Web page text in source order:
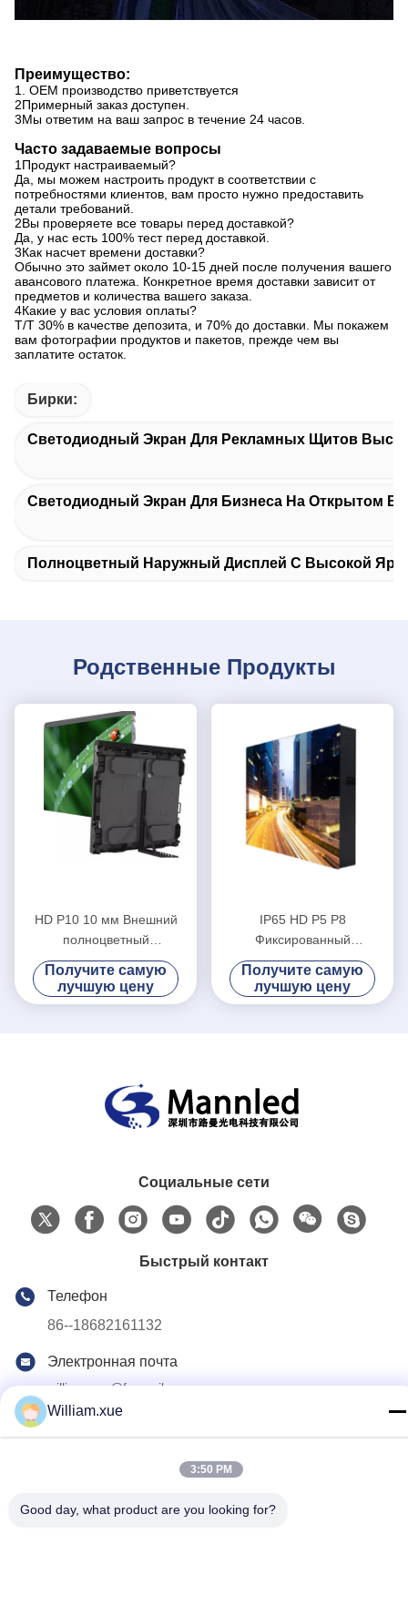
Преимущество:
1. OEM производство приветствуется
2Примерный заказ доступен.
3Мы ответим на ваш запрос в течение 24 часов.
Часто задаваемые вопросы
1Продукт настраиваемый?
Да, мы можем настроить продукт в соответствии с
потребностями клиентов, вам просто нужно предоставить
детали требований.
2Вы проверяете все товары перед доставкой?
Да, у нас есть 100% тест перед доставкой.
3Как насчет времени доставки?
Обычно это займет около 10-15 дней после получения вашего
авансового платежа. Конкретное время доставки зависит от
предметов и количества вашего заказа.
4Какие у вас условия оплаты?
T/T 30% в качестве депозита, и 70% до доставки. Мы покажем
вам фотографии продуктов и пакетов, прежде чем вы
заплатите остаток.
Бирки:
Светодиодный Экран Для Рекламных Щитов
Светодиодный Экран Для Бизнеса На Открытом
Полноцветный Наружный Дисплей С Высокой
Родственные Продукты
HD P10 10 мм Внешний
полноцветный
светодиодный экран
водонепроницаемый
Получите самую
лучшую цену
IP65 HD P5 P8
Фиксированный
полноцветный
светодиодный дисплей
высокая яркость
Получите самую
лучшую цену
Социальные сети
Быстрый контакт
Телефон
86--18682161132
Электронная почта
william.xue@foxmail.com
Адрес
Цзятли, община Тангтоу, улица Шиян, район Баоань,
William.xue
3:50 PM
Good day, what product are you looking for?